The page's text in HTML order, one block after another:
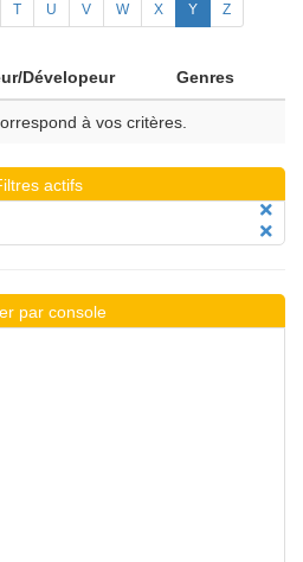
T U V W X Y Z
Dévelopeur Genres
à vos critères.
actifs
par console